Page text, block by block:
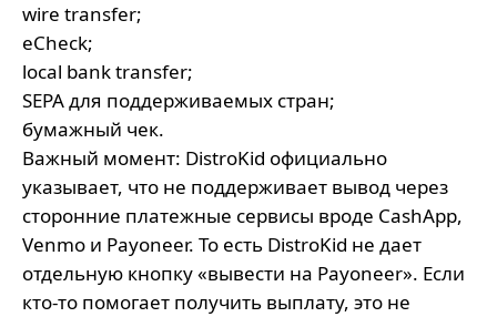
wire transfer;
eCheck;
local bank transfer;
SEPA для поддерживаемых стран;
бумажный чек.
Важный момент: DistroKid официально
указывает, что не поддерживает вывод через
сторонние платежные сервисы вроде CashApp,
Venmo и Payoneer. То есть DistroKid не дает
отдельную кнопку «вывести на Payoneer». Если
кто-то помогает получить выплату, это не